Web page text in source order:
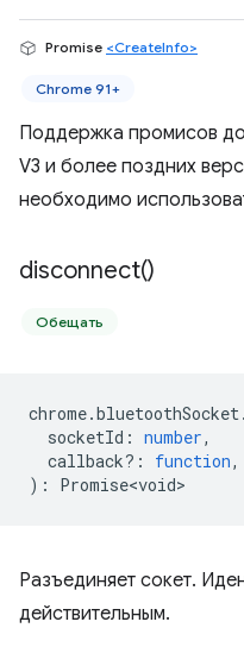
Promise <CreateInfo>
Chrome 91+
Поддержка промисов
V3 и более поздних
необходимо
disconnect()
Обещать
chrome.bluetoothSocket.
socketId : number,
callback? : function,
) : Promise<void>
Разъединяет сокет.
действительным.